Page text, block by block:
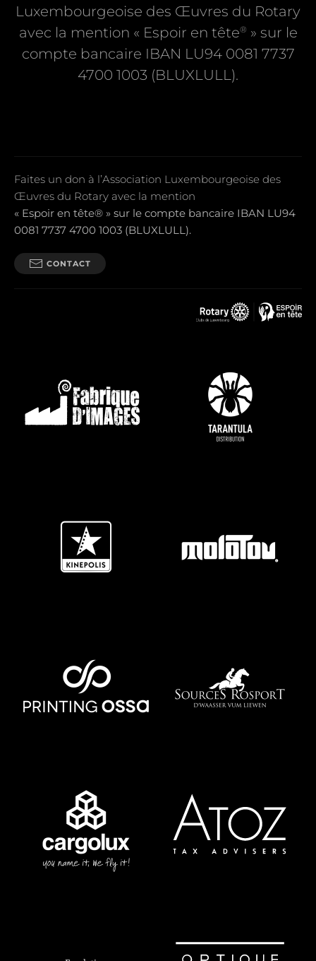
Luxembourgeoise des Œuvres du Rotary
avec la mention « Espoir en tête® » sur le
compte bancaire IBAN LU94 0081 7737
4700 1003 (BLUXLULL).
Faites un don à l’Association Luxembourgeoise des
Œuvres du Rotary avec la mention
« Espoir en tête® » sur le compte bancaire IBAN LU94
0081 7737 4700 1003 (BLUXLULL).
CONTACT